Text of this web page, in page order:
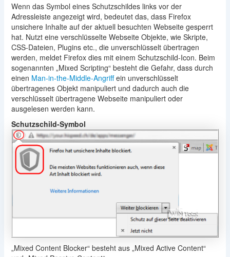
Wenn das Symbol eines Schutzschildes links vor der
Adressleiste angezeigt wird, bedeutet das, dass Firefox
unsichere Inhalte auf der aktuell besuchten Webseite gesperrt
hat. Nutzt eine verschlüsselte Webseite Objekte, wie Skripte,
CSS-Dateien, Plugins etc., die unverschlüsselt übertragen
werden, meldet Firefox dies mit einem Schutzschild-Icon. Beim
sogenannten „Mixed Scripting“ besteht die Gefahr, dass durch
einen Man-in-the-Middle-Angriffein unverschlüsselt
übertragenes Objekt manipuliert und dadurch auch die
verschlüsselt übertragene Webseite manipuliert oder
ausgelesen werden kann.
Schutzschild-Symbol
„Mixed Content Blocker“ besteht aus „Mixed Active Content“